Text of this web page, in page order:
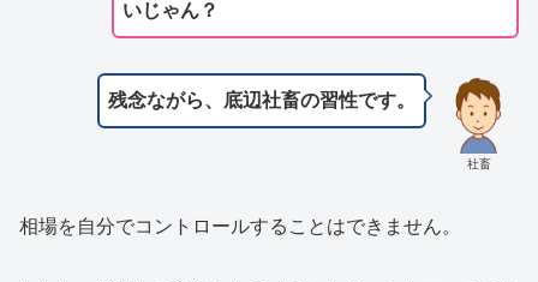
いじゃん？
社畜
残念ながら、底辺社畜の習性です。
相場を自分でコントロールすることはできません。